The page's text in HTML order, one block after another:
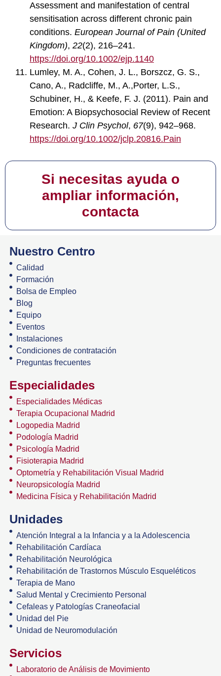
Assessment and manifestation of central
sensitisation across different chronic pain
conditions. European Journal of Pain (United
Kingdom), 22(2), 216–241.
https://doi.org/10.1002/ejp.1140
Lumley, M. A., Cohen, J. L., Borszcz, G. S.,
Cano, A., Radcliffe, M., A.,Porter, L.S.,
Schubiner, H., & Keefe, F. J. (2011). Pain and
Emotion: A Biopsychosocial Review of Recent
Research. J Clin Psychol, 67(9), 942–968.
https://doi.org/10.1002/jclp.20816.Pain
Si necesitas ayuda o
ampliar información,
contacta
Nuestro Centro
Calidad
Formación
Bolsa de Empleo
Blog
Equipo
Eventos
Instalaciones
Condiciones de contratación
Preguntas frecuentes
Especialidades
Especialidades Médicas
Terapia Ocupacional Madrid
Logopedia Madrid
Podología Madrid
Psicología Madrid
Fisioterapia Madrid
Optometría y Rehabilitación Visual Madrid
Neuropsicología Madrid
Medicina Física y Rehabilitación Madrid
Unidades
Atención Integral a la Infancia y a la Adolescencia
Rehabilitación Cardíaca
Rehabilitación Neurológica
Rehabilitación de Trastornos Músculo Esqueléticos
Terapia de Mano
Salud Mental y Crecimiento Personal
Cefaleas y Patologías Craneofacial
Unidad del Pie
Unidad de Neuromodulación
Servicios
Laboratorio de Análisis de Movimiento